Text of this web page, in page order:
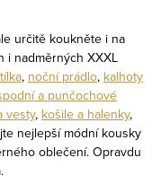
určitě koukněte i na
i nadměrných XXXL
, noční prádlo, kalhoty
a punčochové
vesty, košile a halenky,
nejlepší módní kousky
oblečení. Opravdu